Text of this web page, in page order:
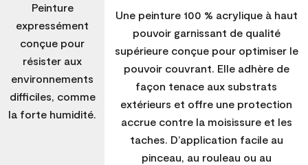
Peinture
expressément
conçue pour
résister aux
environnements
difficiles, comme
la forte humidité.
Une peinture 100 % acrylique à haut
pouvoir garnissant de qualité
supérieure conçue pour optimiser le
pouvoir couvrant. Elle adhère de
façon tenace aux substrats
extérieurs et offre une protection
accrue contre la moisissure et les
taches. D’application facile au
pinceau, au rouleau ou au